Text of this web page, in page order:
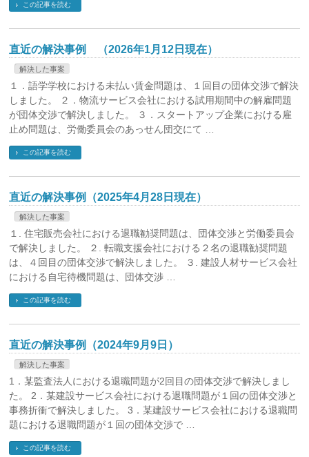
この記事を読む
直近の解決事例 （2026年1月12日現在）
解決した事案
１．語学学校における未払い賃金問題は、１回目の団体交渉で解決
しました。 ２．物流サービス会社における試用期間中の解雇問題
が団体交渉で解決しました。 ３．スタートアップ企業における雇
止め問題は、労働委員会のあっせん団交にて …
この記事を読む
直近の解決事例（2025年4月28日現在）
解決した事案
１. 住宅販売会社における退職勧奨問題は、団体交渉と労働委員会
で解決しました。 ２. 転職支援会社における２名の退職勧奨問題
は、４回目の団体交渉で解決しました。 ３. 建設人材サービス会社
における自宅待機問題は、団体交渉 …
この記事を読む
直近の解決事例（2024年9月9日）
解決した事案
1．某監査法人における退職問題が2回目の団体交渉で解決しまし
た。 2．某建設サービス会社における退職問題が１回の団体交渉と
事務折衝で解決しました。 3．某建設サービス会社における退職問
題における退職問題が１回の団体交渉で …
この記事を読む